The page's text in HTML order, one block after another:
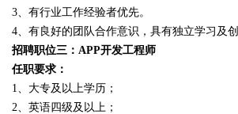
3、有行业工作经验者优先。
4、有良好的团队合作意识，具有独立学习及创
招聘职位三：APP开发工程师
任职要求：
1、大专及以上学历；
2、英语四级及以上；